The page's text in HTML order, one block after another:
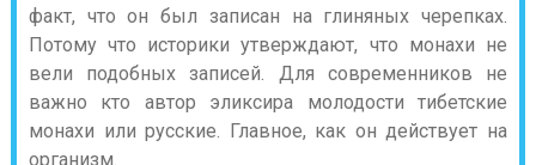
факт, что он был записан на глиняных черепках.
Потому что историки утверждают, что монахи не
вели подобных записей. Для современников не
важно кто автор эликсира молодости тибетские
монахи или русские. Главное, как он действует на
организм.